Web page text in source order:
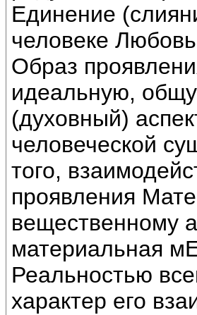
Единение
человеке
Образ
идеальную,
(духовный)
человеческой
того,
проявления
вещественному
материальная
Реальностью
характер его